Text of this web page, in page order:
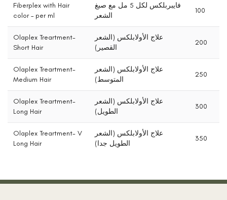
Fiberplex with Hair
color – per ml
فايبربلكس لكل 5 مل مع صبغ
الشعر
100
Olaplex Treartment-
Short Hair
علاج الأولابلكس (الشعر
القصير)
200
Olaplex Treartment-
Medium Hair
علاج الأولابلكس (الشعر
المتوسط)
250
Olaplex Treartment-
Long Hair
علاج الأولابلكس (الشعر
الطويل)
300
Olaplex Treartment- V
Long Hair
علاج الأولابلكس (الشعر
الطويل جدا)
350